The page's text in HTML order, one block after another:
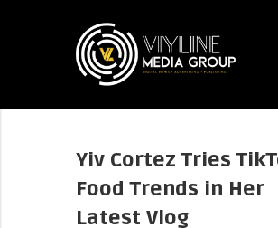
Yiv Cortez Tries
Food Trends in Her
Latest Vlog